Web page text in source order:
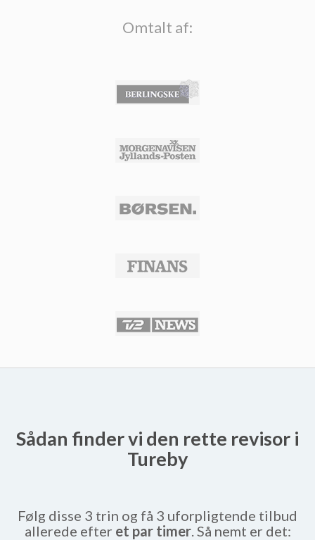
Omtalt af:
Sådan finder vi den rette revisor i
Tureby
Følg disse 3 trin og få 3 uforpligtende tilbud
allerede efter et par timer. Så nemt er det: